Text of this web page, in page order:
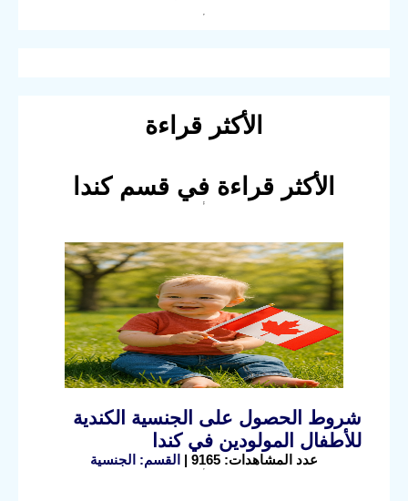
الأكثر قراءة
الأكثر قراءة في قسم كندا
شروط الحصول على الجنسية الكندية
للأطفال المولودين في كندا
عدد المشاهدات: 9165 | القسم: الجنسية